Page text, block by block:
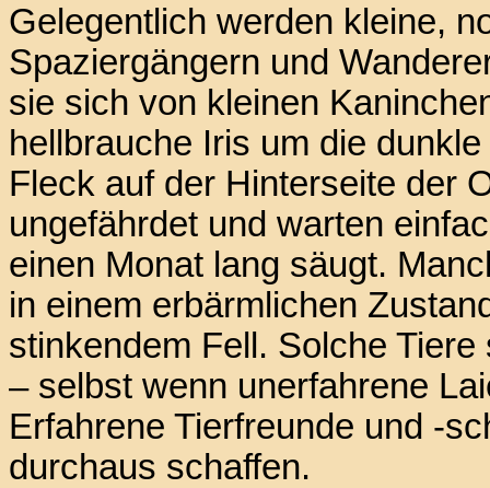
Gelegentlich werden kleine,
Spaziergängern und
sie sich von kleinen
hellbrauche Iris um die
Fleck auf der Hinterseite der
ungefährdet und warten
einen Monat lang säugt.
in einem erbärmlichen
stinkendem Fell. Solche
– selbst wenn unerfahrene
Erfahrene Tierfreunde und -
durchaus schaffen.